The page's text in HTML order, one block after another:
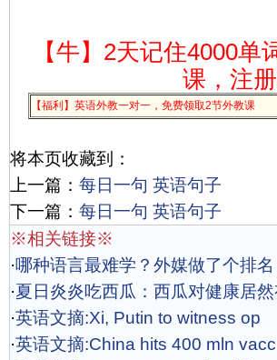
【牛】2天记住4000单
课，注
【福利】英语外教一对一，免费领取2节外教课
将本页收藏到：
上一篇： 每日一句 英语句子
下一篇： 每日一句 英语句子
※相关链接※
·哪种语言最难学？外媒做了个排名
·夏日炎炎吃西瓜：西瓜对健康居
·英语文摘:Xi, Putin to witness op
·英语文摘:China hits 400 mln vacc